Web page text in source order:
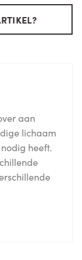
aan
lichaam
heeft.